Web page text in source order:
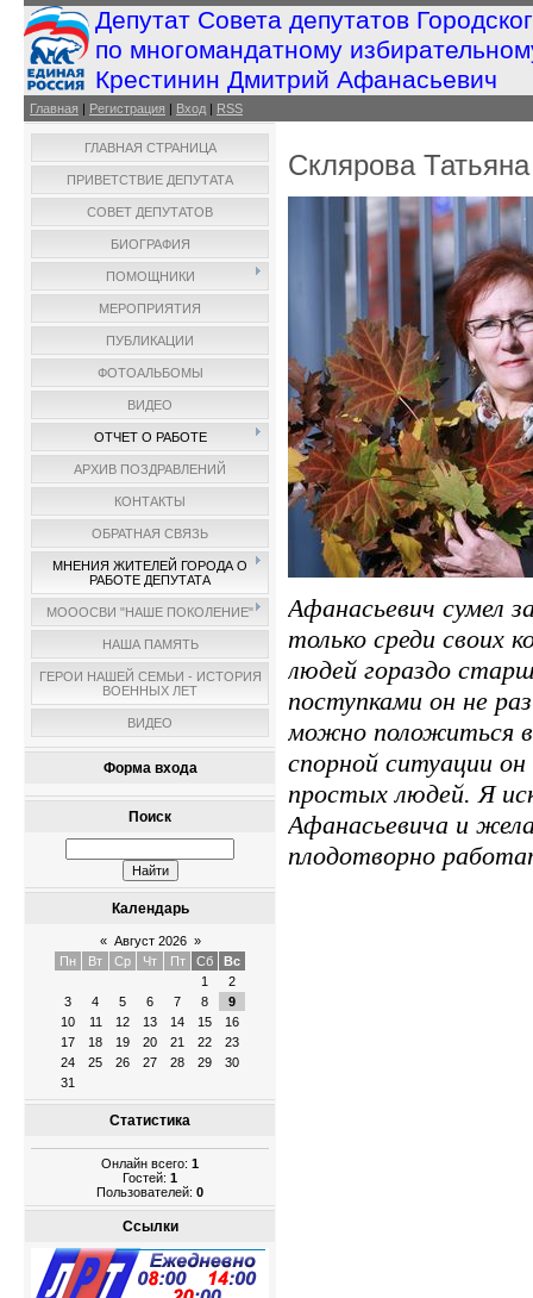
Депутат Совета депутатов
по многомандатному
Крестинин Дмитрий Афанасьевич
Главная | Регистрация | Вход | RSS
ГЛАВНАЯ СТРАНИЦА
ПРИВЕТСТВИЕ ДЕПУТАТА
СОВЕТ ДЕПУТАТОВ
БИОГРАФИЯ
ПОМОЩНИКИ
МЕРОПРИЯТИЯ
ПУБЛИКАЦИИ
ФОТОАЛЬБОМЫ
ВИДЕО
ОТЧЕТ О РАБОТЕ
АРХИВ ПОЗДРАВЛЕНИЙ
КОНТАКТЫ
ОБРАТНАЯ СВЯЗЬ
МНЕНИЯ ЖИТЕЛЕЙ ГОРОДА О
РАБОТЕ ДЕПУТАТА
МОООСВИ "НАШЕ ПОКОЛЕНИЕ"
НАША ПАМЯТЬ
ГЕРОИ НАШЕЙ СЕМЬИ - ИСТОРИЯ
ВОЕННЫХ ЛЕТ
ВИДЕО
Форма входа
Поиск
Календарь
« Август 2026 »
Пн
Вт Ср Чт Пт Сб
Вс
1
2
3
4 5 6 7 8
9
10
11 12 13 14 15
16
17
18 19 20 21 22
23
24
25 26 27 28 29
30
31
Статистика
Онлайн всего: 1
Гостей: 1
Пользователей: 0
Ссылки
Склярова
Афанасьевич сумел
только среди своих
людей гораздо
поступками он не
можно положиться
спорной ситуации
простых людей. Я
Афанасьевича и
плодотворно